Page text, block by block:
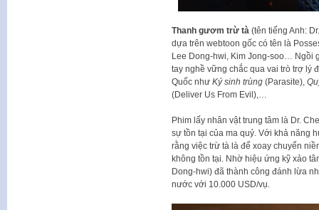
Thanh gươm trừ tà (tên tiếng Anh:
dựa trên webtoon gốc có tên là
Lee Dong-hwi, Kim Jong-soo… Ngồi
tay nghề vững chắc qua vai trò trợ lý
Quốc nhưKý sinh trùng(Parasite),
(Deliver Us From Evil),…
Phim lấy nhân vật trung tâm là Dr.
sự tồn tại của ma quỷ. Với khả năng
rằng việc trừ tà là để xoay chuyển
không tồn tại. Nhờ hiệu ứng kỹ xảo
Dong-hwi) đã thành công đánh lừa
nước với 10.000 USD/vụ.